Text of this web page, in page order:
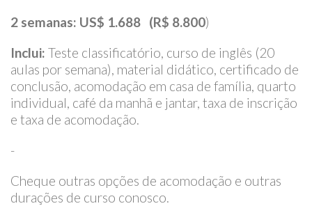
2 semanas: US$ 1.688 (R$ 8.800)
Inclui: Teste classificatório, curso de inglês (20
aulas por semana), material didático, certificado de
conclusão, acomodação em casa de família, quarto
individual, café da manhã e jantar, taxa de inscrição
e taxa de acomodação.
-
Cheque outras opções de acomodação e outras
durações de curso conosco.